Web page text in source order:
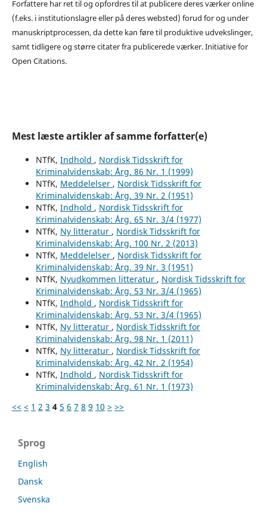
Forfattere har ret til og opfordres til at publicere deres værker online
(f.eks. i institutionslagre eller på deres websted) forud for og under
manuskriptprocessen, da dette kan føre til produktive udvekslinger,
samt tidligere og større citater fra publicerede værker. Initiative for
Open Citations.
Mest læste artikler af samme forfatter(e)
NTfK, Indhold , Nordisk Tidsskrift for
Kriminalvidenskab: Årg. 86 Nr. 1 (1999)
NTfK, Meddelelser , Nordisk Tidsskrift for
Kriminalvidenskab: Årg. 39 Nr. 2 (1951)
NTfK, Indhold , Nordisk Tidsskrift for
Kriminalvidenskab: Årg. 65 Nr. 3/4 (1977)
NTfK, Ny litteratur , Nordisk Tidsskrift for
Kriminalvidenskab: Årg. 100 Nr. 2 (2013)
NTfK, Meddelelser , Nordisk Tidsskrift for
Kriminalvidenskab: Årg. 39 Nr. 3 (1951)
NTfK, Nyudkommen litteratur , Nordisk Tidsskrift for
Kriminalvidenskab: Årg. 53 Nr. 3/4 (1965)
NTfK, Indhold , Nordisk Tidsskrift for
Kriminalvidenskab: Årg. 53 Nr. 3/4 (1965)
NTfK, Ny litteratur , Nordisk Tidsskrift for
Kriminalvidenskab: Årg. 98 Nr. 1 (2011)
NTfK, Ny litteratur , Nordisk Tidsskrift for
Kriminalvidenskab: Årg. 42 Nr. 2 (1954)
NTfK, Indhold , Nordisk Tidsskrift for
Kriminalvidenskab: Årg. 61 Nr. 1 (1973)
<< < 1 2 3 4 5 6 7 8 9 10 > >>
Sprog
English
Dansk
Svenska